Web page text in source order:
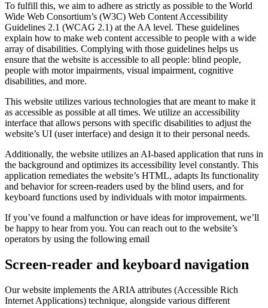
To fulfill this, we aim to adhere as strictly as possible to the World
Wide Web Consortium’s (W3C) Web Content Accessibility
Guidelines 2.1 (WCAG 2.1) at the AA level. These guidelines
explain how to make web content accessible to people with a wide
array of disabilities. Complying with those guidelines helps us
ensure that the website is accessible to all people: blind people,
people with motor impairments, visual impairment, cognitive
disabilities, and more.
This website utilizes various technologies that are meant to make it
as accessible as possible at all times. We utilize an accessibility
interface that allows persons with specific disabilities to adjust the
website’s UI (user interface) and design it to their personal needs.
Additionally, the website utilizes an AI-based application that runs in
the background and optimizes its accessibility level constantly. This
application remediates the website’s HTML, adapts Its functionality
and behavior for screen-readers used by the blind users, and for
keyboard functions used by individuals with motor impairments.
If you’ve found a malfunction or have ideas for improvement, we’ll
be happy to hear from you. You can reach out to the website’s
operators by using the following email
Screen-reader and keyboard navigation
Our website implements the ARIA attributes (Accessible Rich
Internet Applications) technique, alongside various different